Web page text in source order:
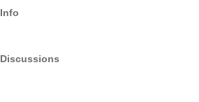
Info
Discussions